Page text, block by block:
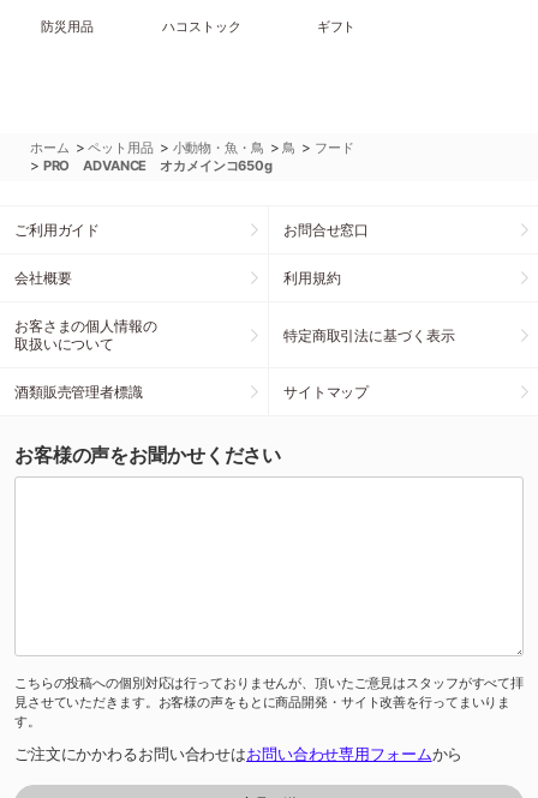
防災用品 ハコストック ギフト
ホーム >ペット用品 > 小動物・魚・鳥 >鳥 > フード
> PRO ADVANCE オカメインコ650g
ご利用ガイド お問合せ窓口
会社概要 利用規約
お客さまの個人情報の
取扱いについて
特定商取引法に基づく表示
酒類販売管理者標識 サイトマップ
お客様の声をお聞かせください
こちらの投稿への個別対応は行っておりませんが、頂いたご意見はスタッフがすべて拝
見させていただきます。お客様の声をもとに商品開発・サイト改善を行ってまいりま
す。
ご注文にかかわるお問い合わせはお問い合わせ専用フォームから